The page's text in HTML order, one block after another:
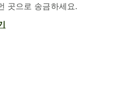
곳으로 송금하세요.